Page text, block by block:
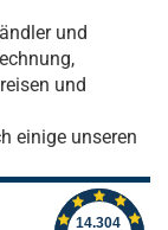
und
und
einige unseren